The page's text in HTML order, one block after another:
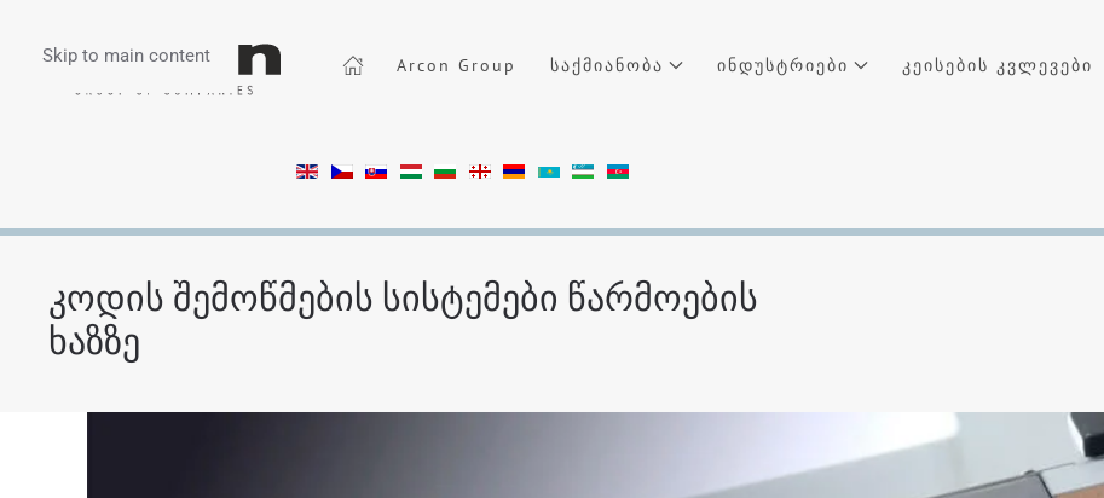
Skip to main content Arcon Group საქმიანობა ინდუსტრიები კეისების კვლევები
კოდის შემოწმების სისტემები წარმოების
ხაზზე